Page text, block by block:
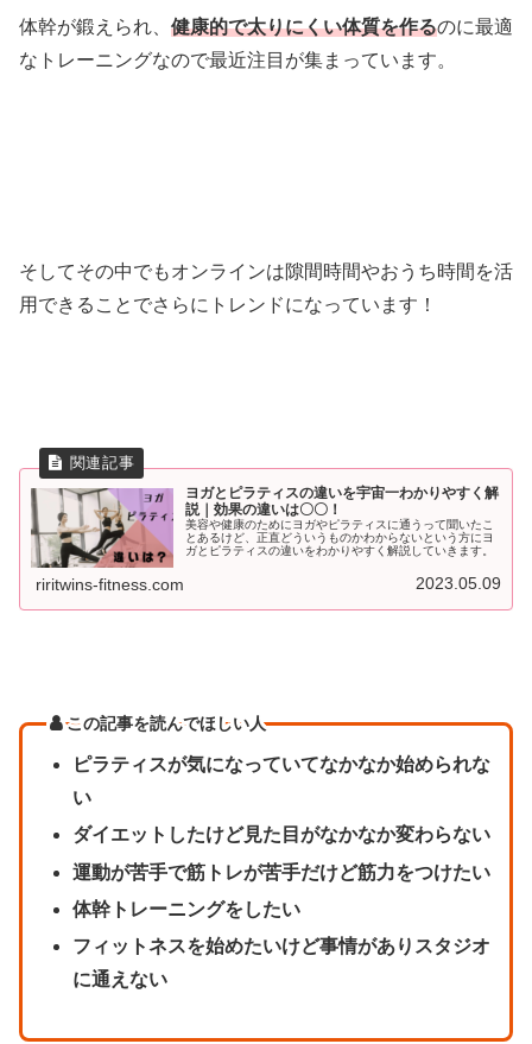
体幹が鍛えられ、 健康的で太りにくい体質を作るのに最適
なトレーニングなので最近注目が集まっています。
そしてその中でもオンラインは隙間時間やおうち時間を活
用できることでさらにトレンドになっています！
ヨガとピラティスの違いを宇宙一わかりやすく解
説｜効果の違いは〇〇！
美容や健康のためにヨガやピラティスに通うって聞いたこ
とあるけど、正直どういうものかわからないという方にヨ
ガとピラティスの違いをわかりやすく解説していきます。
riritwins-fitness.com 2023.05.09
この記事を読んでほしい人
ピラティスが気になっていてなかなか始められな
い
ダイエットしたけど見た目がなかなか変わらない
運動が苦手で筋トレが苦手だけど筋力をつけたい
体幹トレーニングをしたい
フィットネスを始めたいけど事情がありスタジオ
に通えない